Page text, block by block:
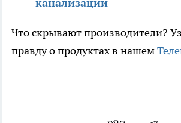
Что скрывают производители?
правду о продуктах в нашем